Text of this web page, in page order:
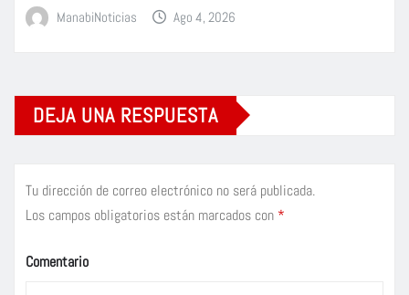
ManabiNoticias Ago 4, 2026
DEJA UNA RESPUESTA
Tu dirección de correo electrónico no será publicada.
Los campos obligatorios están marcados con *
Comentario